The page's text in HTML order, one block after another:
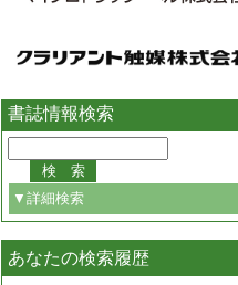
書誌情報検索
▼詳細検索
必ず含む
あなたの検索履歴